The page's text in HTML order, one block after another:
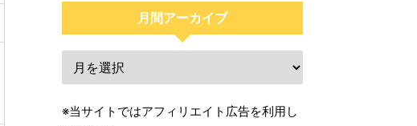
月間アーカイブ
※当サイトではアフィリエイト広告を利用し